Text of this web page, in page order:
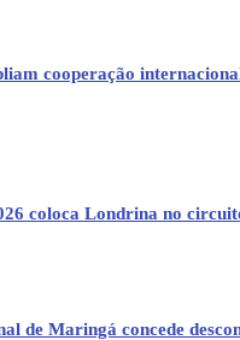
cooperação
coloca Londrina no
de Maringá concede